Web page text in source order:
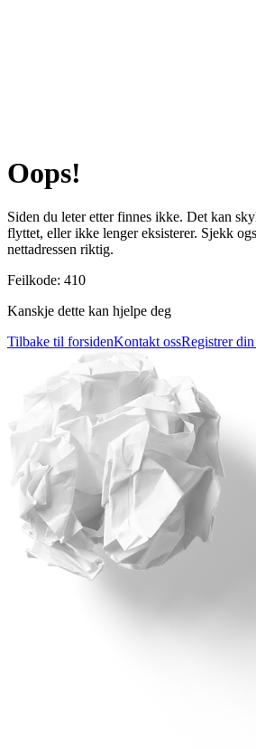
Oops!
Siden du leter etter finnes ikke. Det kan
flyttet, eller ikke lenger eksisterer. Sjekk
nettadressen riktig.
Feilkode: 410
Kanskje dette kan hjelpe deg
Tilbake til forsidenKontakt ossRegistrer